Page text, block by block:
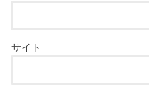
サイト